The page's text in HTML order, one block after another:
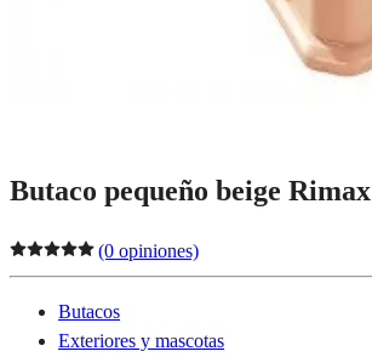
Butaco pequeño beige Rimax
(0 opiniones)
Butacos
Exteriores y mascotas